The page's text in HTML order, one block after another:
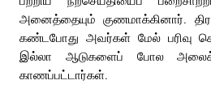
அனைத்தையும் குணமாக்கினார்.
கண்டபோது அவர்கள் மேல்
இல்லா ஆடுகளைப் போல
காணப்பட்டார்கள்.